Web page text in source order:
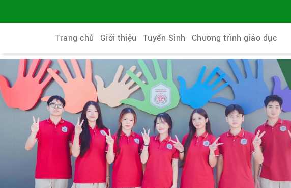
Trang chủ Giới thiệu Tuyển Sinh Chương trình giáo dục